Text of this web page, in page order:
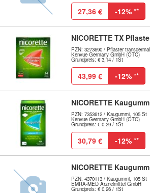
27,36 € -12% **
NICORETTE TX
PZN: 3273690 / Pflaster
Kenvue Germany GmbH (OTC)
Grundpreis: € 3,14 / 1St
43,99 € -12% **
NICORETTE
PZN: 7353612 / Kaugummi, 105 St
Kenvue Germany GmbH (OTC)
Grundpreis: € 0,29 / 1St
30,79 € -12% **
NICORETTE
PZN: 4370113 / Kaugummi, 105 St
EMRA-MED Arzneimittel GmbH
Grundpreis: € 0,26 / 1St